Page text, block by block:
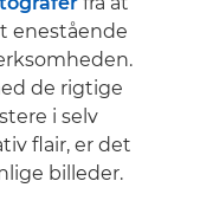
enestående
de rigtige
i selv
flair, er det
billeder.